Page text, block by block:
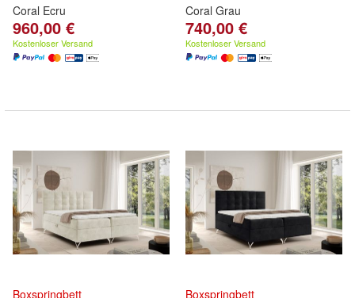
Coral Ecru
960,00 €
Kostenloser Versand
Coral Grau
740,00 €
Kostenloser Versand
Boxspringbett Boxspringbett